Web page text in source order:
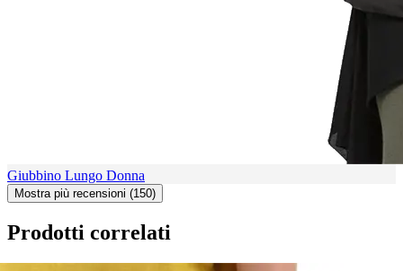
Giubbino Lungo Donna
Mostra più recensioni (150)
Prodotti correlati